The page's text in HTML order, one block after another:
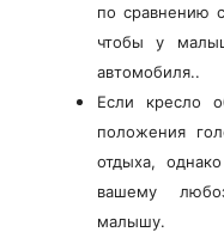
по сравнению
чтобы у
автомобиля..
Если кресло
положения
отдыха,
вашему
малышу.